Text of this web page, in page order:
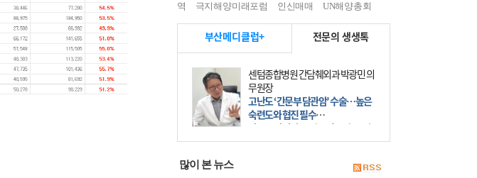
역
극지해양미래포럼 인신매매 UN해양총회
부산메디클럽+ 전문의 생생톡
센텀종합병원 간담췌외과 박광민 의
무원장
고난도 ‘간문부 담관암’ 수술…높은
숙련도와 협진 필수
간문부 담관암(클라츠킨 종양)은 좌
우 간에서 나오는, 담관(담즙 배출 경
部)’에 생기는 악성 종양이다. 간동맥
많이 본 뉴스